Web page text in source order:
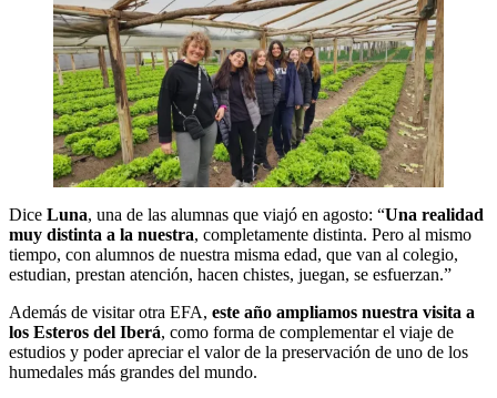
Dice Luna, una de las alumnas que viajó en agosto: “Una realidad
muy distinta a la nuestra, completamente distinta. Pero al mismo
tiempo, con alumnos de nuestra misma edad, que van al colegio,
estudian, prestan atención, hacen chistes, juegan, se esfuerzan.”
Además de visitar otra EFA, este año ampliamos nuestra visita a
los Esteros del Iberá, como forma de complementar el viaje de
estudios y poder apreciar el valor de la preservación de uno de los
humedales más grandes del mundo.